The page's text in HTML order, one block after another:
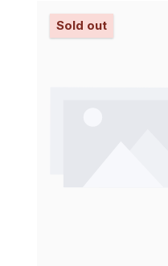
Sold out